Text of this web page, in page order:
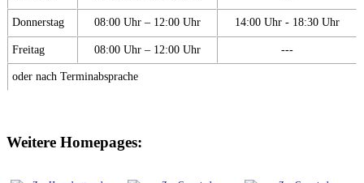
Donnerstag 08:00 Uhr – 12:00 Uhr 14:00 Uhr - 18:30 Uhr
Freitag 08:00 Uhr – 12:00 Uhr ---
oder nach Terminabsprache
Weitere Homepages: